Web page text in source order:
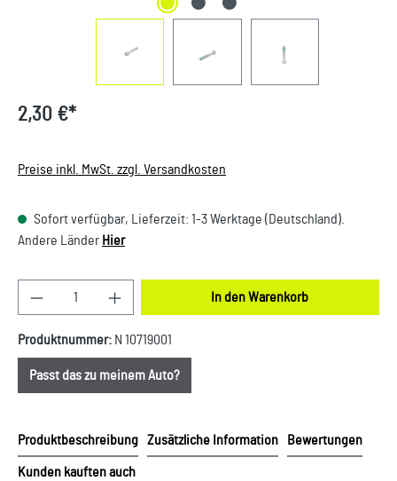
2,30 €*
Preise inkl. MwSt. zzgl. Versandkosten
Sofort verfügbar, Lieferzeit: 1-3 Werktage (Deutschland).
Andere Länder Hier
Produkt Anzahl: Gib den gewünschten Wert ein
In den Warenkorb
Produktnummer: N 10719001
Passt das zu meinem Auto?
Produktbeschreibung Zusätzliche Information Bewertungen
Kunden kauften auch